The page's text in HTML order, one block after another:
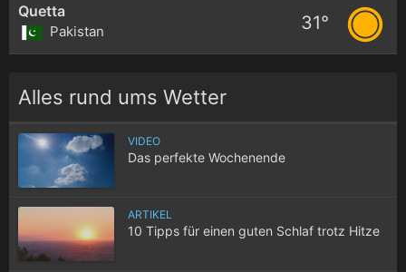
Quetta
Pakistan 31°
Alles rund ums Wetter
VIDEO
Das perfekte Wochenende
ARTIKEL
10 Tipps für einen guten Schlaf trotz Hitze